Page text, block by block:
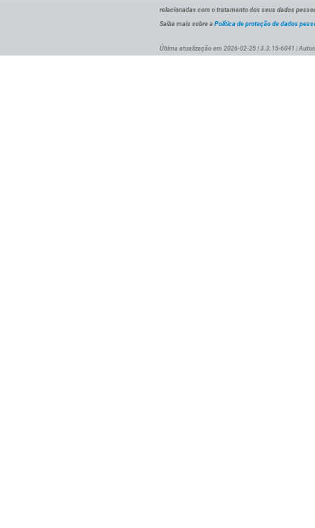
relacionadas com o tratamento dos seus dados
Saiba mais sobre a Política de proteção de dados
Última atualização em 2026-02-25 | 3.3.15-6041 |